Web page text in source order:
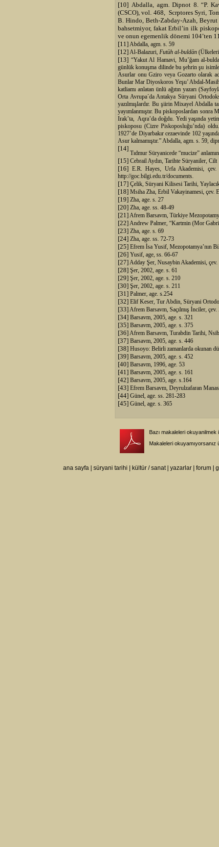
[10] Abdalla, agm. Dipnot 8. “P.
(CSCO), vol. 468,
Scrptores Syri,
B. Hindo, Beth-Zabday-Azah,
bahsetmiyor, fakat Erbil’in ilk
ve onun egemenlik dönemi 104’ten
[11] Abdalla, agm. s. 59
[12] Al-Balazuri, Futūh al-buldān
[13] “Yakut Al Hamavi, Mu’ğam al-
günlük konuşma dilinde bu şehrin şu
Asurlar onu Gziro veya Gozarto olarak
Bunlar Mar Diyoskoros Yeşu’ Abdal-
katliamı anlatan ünlü ağıtın yazarı
Orta Avrupa´da Antakya Süryani
yazılmışlardır. Bu şiirin Mixayel Abdalla
yayımlanmıştır. Bu piskoposlardan
Irak’ta,
Aqra’da doğdu. Yedi yaşında
piskoposu (Cizre Piskoposluğu’nda)
1927’de Diyarbakır cezaevinde 102
Asur kalmamıştır.” Abdalla, agm. s. 59,
[14]
Tıdmur Süryanicede “mucize”
[15] Cebrail Aydın, Tarihte Süryaniler,
[16] E.R. Hayes, Urfa Akademisi,
http://goc.bilgi.edu.tr/documents.
[17] Çelik, Süryani Kilisesi Tarihi,
[18] Msiha Zha, Erbil Vakayinamesi, çev.
[19] Zha, age. s. 27
[20] Zha, age. ss. 48-49
[21]Afrem Barsavm, Türkiye
[22]Andrew Palmer, “Kartmin (Mor
[23] Zha, age. s. 69
[24] Zha, age. ss. 72-73
[25] Efrem İsa Yusif, Mezopotamya’nın
[26] Yusif, age, ss. 66-67
[27]Adday Şer, Nusaybin Akademisi,
[28] Şer, 2002, age. s. 61
[29] Şer, 2002, age. s. 210
[30] Şer, 2002, age. s. 211
[31] Palmer, age. s.254
[32] Elif Keser, Tur Abdin, Süryani
[33]Afrem Barsavm, Saçılmış İnciler,
[34] Barsavm, 2005, age. s. 321
[35] Barsavm, 2005, age. s. 375
[36]Afrem Barsavm, Turabdin Tarihi,
[37] Barsavm, 2005, age. s. 446
[38] Husoyo: Belirli zamanlarda okunan
[39] Barsavm, 2005, age. s. 452
[40] Barsavm, 1996, age. 53
[41] Barsavm, 2005, age. s. 161
[42] Barsavm, 2005, age. s.164
[43] Efrem Barsavm, Deyrulzafaran
[44] Günel, age. ss. 281-283
[45] Günel, age. s. 365
Bazı makaleleri
Makaleleri
ana sayfa |süryani tarihi kültür / sanat|yazarlar |forum |